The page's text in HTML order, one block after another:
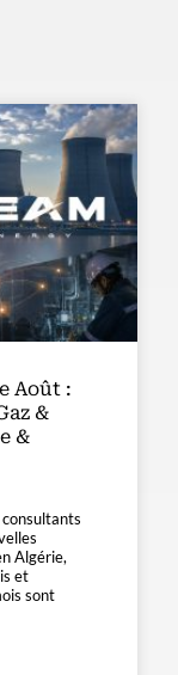
Août :
&
&
Algérie,
et
sont